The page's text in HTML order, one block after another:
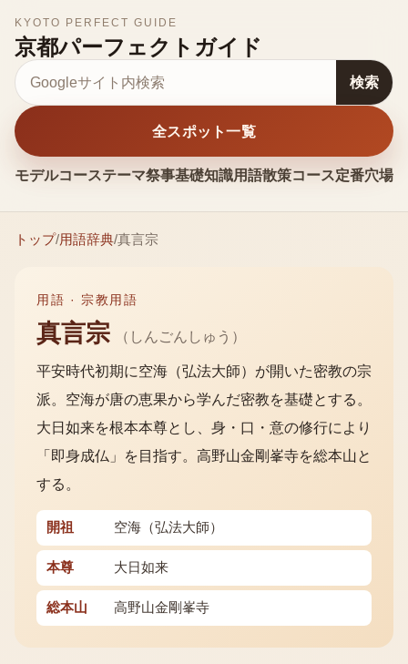
KYOTO PERFECT GUIDE
京都パーフェクトガイド
モデルコーステーマ祭事基礎知識用語散策コース定番穴場
サイト内検索
検索
全スポット一覧
トップ/用語辞典/真言宗
用語 ·宗教用語
真言宗 （ しんごんしゅう ）
平安時代初期に空海（弘法大師）が開いた密教の宗
派。空海が唐の恵果から学んだ密教を基礎とする。
大日如来を根本本尊とし、身・口・意の修行により
「即身成仏」を目指す。高野山金剛峯寺を総本山と
する。
開祖 空海（弘法大師）
本尊 大日如来
総本山 高野山金剛峯寺